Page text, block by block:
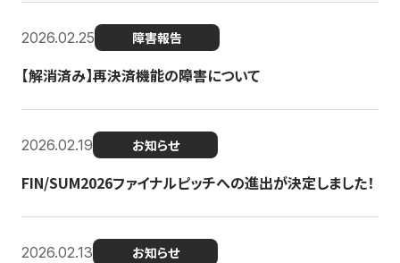
2026.02.25 障害報告
【解消済み】再決済機能の障害について
2026.02.19 お知らせ
FIN/SUM2026ファイナルピッチへの進出が決定しました！
2026.02.13 お知らせ